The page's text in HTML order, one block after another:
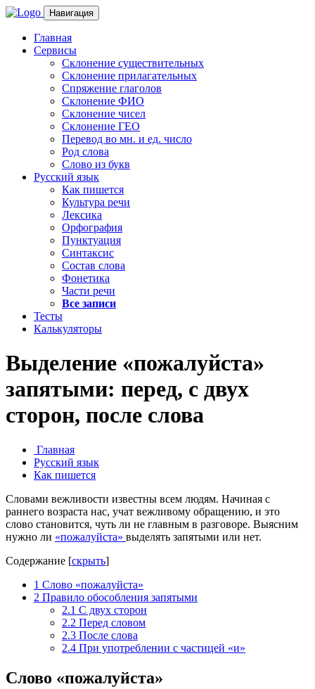
Навигация
Главная
Сервисы
Склонение существительных
Склонение прилагательных
Спряжение глаголов
Склонение ФИО
Склонение чисел
Склонение ГЕО
Перевод во мн. и ед. число
Род слова
Слово из букв
Русский язык
Как пишется
Культура речи
Лексика
Орфография
Пунктуация
Синтаксис
Состав слова
Фонетика
Части речи
Все записи
Тесты
Калькуляторы
Выделение «пожалуйста»
запятыми: перед, с двух
сторон, после слова
Главная
Русский язык
Как пишется
Словами вежливости известны всем людям. Начиная с
раннего возраста нас, учат вежливому обращению, и это
слово становится, чуть ли не главным в разговоре. Выясним
нужно ли «пожалуйста» выделять запятыми или нет.
Содержание [скрыть]
1 Слово «пожалуйста»
2 Правило обособления запятыми
2.1 C двух сторон
2.2 Перед словом
2.3 После слова
2.4 При употреблении с частицей «и»
Слово «пожалуйста»